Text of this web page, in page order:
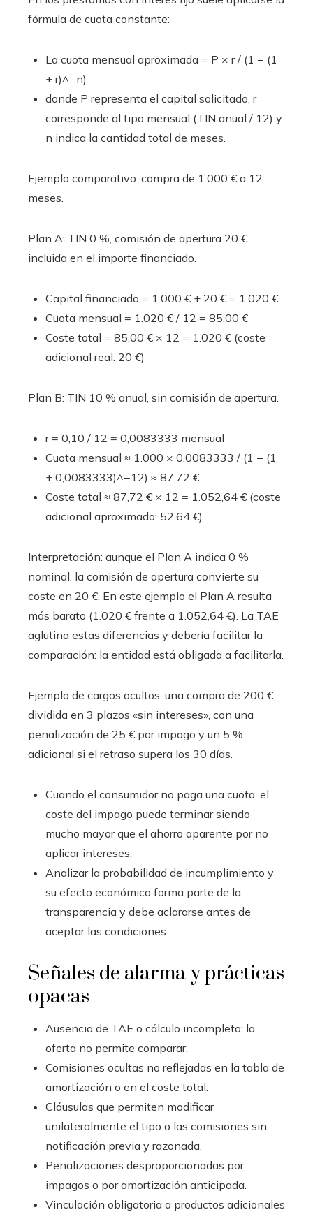
fórmula de cuota constante:
La cuota mensual aproximada = P × r / (1 − (1
+ r)^−n)
donde P representa el capital solicitado, r
corresponde al tipo mensual (TIN anual / 12) y
n indica la cantidad total de meses.
Ejemplo comparativo: compra de 1.000 € a 12
meses.
Plan A: TIN 0 %, comisión de apertura 20 €
incluida en el importe financiado.
Capital financiado = 1.000 € + 20 € = 1.020 €
Cuota mensual = 1.020 € / 12 = 85,00 €
Coste total = 85,00 € × 12 = 1.020 € (coste
adicional real: 20 €)
Plan B: TIN 10 % anual, sin comisión de apertura.
r = 0,10 / 12 = 0,0083333 mensual
Cuota mensual ≈ 1.000 × 0,0083333 / (1 − (1
+ 0,0083333)^−12) ≈ 87,72 €
Coste total ≈ 87,72 € × 12 = 1.052,64 € (coste
adicional aproximado: 52,64 €)
Interpretación: aunque el Plan A indica 0 %
nominal, la comisión de apertura convierte su
coste en 20 €. En este ejemplo el Plan A resulta
más barato (1.020 € frente a 1.052,64 €). La TAE
aglutina estas diferencias y debería facilitar la
comparación: la entidad está obligada a facilitarla.
Ejemplo de cargos ocultos: una compra de 200 €
dividida en 3 plazos «sin intereses», con una
penalización de 25 € por impago y un 5 %
adicional si el retraso supera los 30 días.
Cuando el consumidor no paga una cuota, el
coste del impago puede terminar siendo
mucho mayor que el ahorro aparente por no
aplicar intereses.
Analizar la probabilidad de incumplimiento y
su efecto económico forma parte de la
transparencia y debe aclararse antes de
aceptar las condiciones.
Señales de alarma y prácticas
opacas
Ausencia de TAE o cálculo incompleto: la
oferta no permite comparar.
Comisiones ocultas no reflejadas en la tabla de
amortización o en el coste total.
Cláusulas que permiten modificar
unilateralmente el tipo o las comisiones sin
notificación previa y razonada.
Penalizaciones desproporcionadas por
impagos o por amortización anticipada.
Vinculación obligatoria a productos adicionales